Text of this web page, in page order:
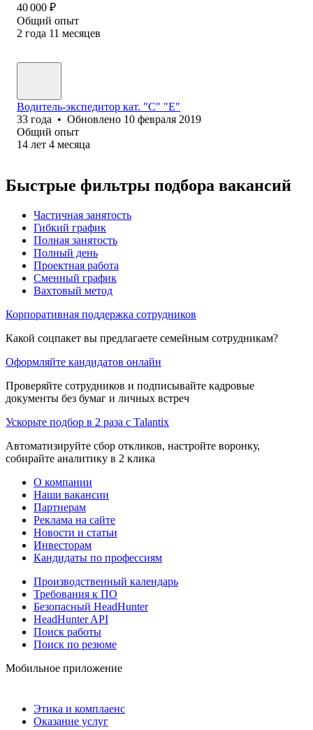
40 000 ₽
Общий опыт
2 года 11 месяцев
Водитель-экспедитор кат. "С" "Е"
33 года • Обновлено 10 февраля 2019
Общий опыт
14 лет 4 месяца
Быстрые фильтры подбора вакансий
Частичная занятость
Гибкий график
Полная занятость
Полный день
Проектная работа
Сменный график
Вахтовый метод
Корпоративная поддержка сотрудников
Какой соцпакет вы предлагаете семейным сотрудникам?
Оформляйте кандидатов онлайн
Проверяйте сотрудников и подписывайте кадровые
документы без бумаг и личных встреч
Ускорьте подбор в 2 раза с Talantix
Автоматизируйте сбор откликов, настройте воронку,
собирайте аналитику в 2 клика
О компании
Наши вакансии
Партнерам
Реклама на сайте
Новости и статьи
Инвесторам
Кандидаты по профессиям
Производственный календарь
Требования к ПО
Безопасный HeadHunter
HeadHunter API
Поиск работы
Поиск по резюме
Мобильное приложение
Этика и комплаенс
Оказание услуг